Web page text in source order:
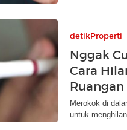
detikProperti
Nggak
Cara
Ruangan
Merokok di
untuk